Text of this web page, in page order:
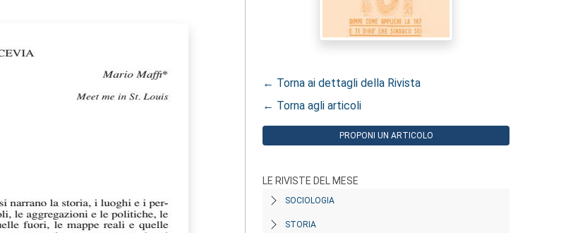
← Torna ai dettagli della Rivista
← Torna agli articoli
PROPONI UN ARTICOLO
LE RIVISTE DEL MESE
SOCIOLOGIA
STORIA